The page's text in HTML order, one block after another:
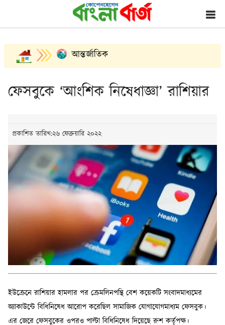
আন্তর্জাতিক
ফেসবুকে ‘আংশিক নিষেধাজ্ঞা’ রাশিয়ার
প্রকাশিত তারিখ:২৬ ফেব্রুয়ারি ২০২২